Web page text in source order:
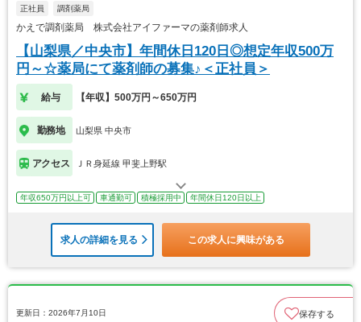
正社員 調剤薬局
かえで調剤薬局 株式会社アイファーマの薬剤師求人
【山梨県／中央市】年間休日120日◎想定年収500万
円～☆薬局にて薬剤師の募集♪＜正社員＞
給与 【年収】500万円～650万円
勤務地 山梨県 中央市
アクセス ＪＲ身延線 甲斐上野駅
年収650万円以上可 車通勤可 積極採用中 年間休日120日以上
求人の詳細を見る この求人に興味がある
更新日：2026年7月10日 保存する